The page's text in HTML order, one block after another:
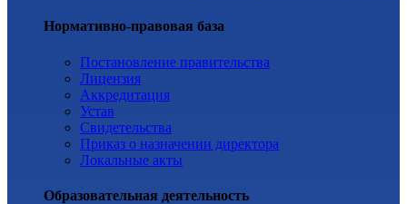
Нормативно-правовая база
Постановление правительства
Лицензия
Аккредитация
Устав
Свидетельства
Приказ о назначении директора
Локальные акты
Образовательная деятельность